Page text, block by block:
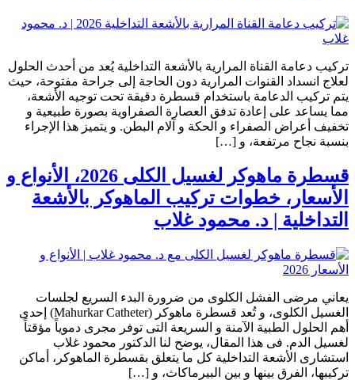
تركيب دعامة القناة المرارية بالأشعة التداخلية يُعد من أحدث الحلول
لعلاج انسداد القنوات المرارية دون الحاجة إلى جراحة مفتوحة، حيث
يتم تركيب الدعامة باستخدام قسطرة دقيقة تحت توجيه الأشعة،
مما يساعد على إعادة تدفق العصارة الصفراوية بصورة طبيعية و
تخفيف أعراض الصفراء و الحكة و آلام البطن. و يتميز هذا الإجراء
بنسبة نجاح مرتفعة، و […]
قسطرة ماهوكر لغسيل الكلى 2026، الأنواع و
الأسعار، خطوات تركيب الماهوكر بالأشعة
التداخلية | د. محمود غلاب
يعاني مرضى الفشل الكلوى من ضرورة البدء السريع لجلسات
الغسيل الكلوى، و تُعد قسطرة ماهوكر (Mahurkar Catheter) إحدى
أهم الحلول الطبية الآمنة و السريعة التى توفر مجرى دموياً مؤقتاً
لغسيل الدم. فى هذا المقال، يوضح لنا الدكتور محمود غلاب
استشارى الأشعة التداخلية كل ما يتعلق بقسطرة الماهوكر، أماكن
تركيبها، الفرق بينها و بين البيرماكاث، و […]